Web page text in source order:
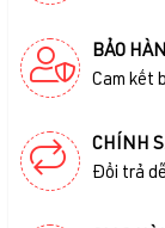
BẢO
Cam kết
CHÍNH
Đổi trả